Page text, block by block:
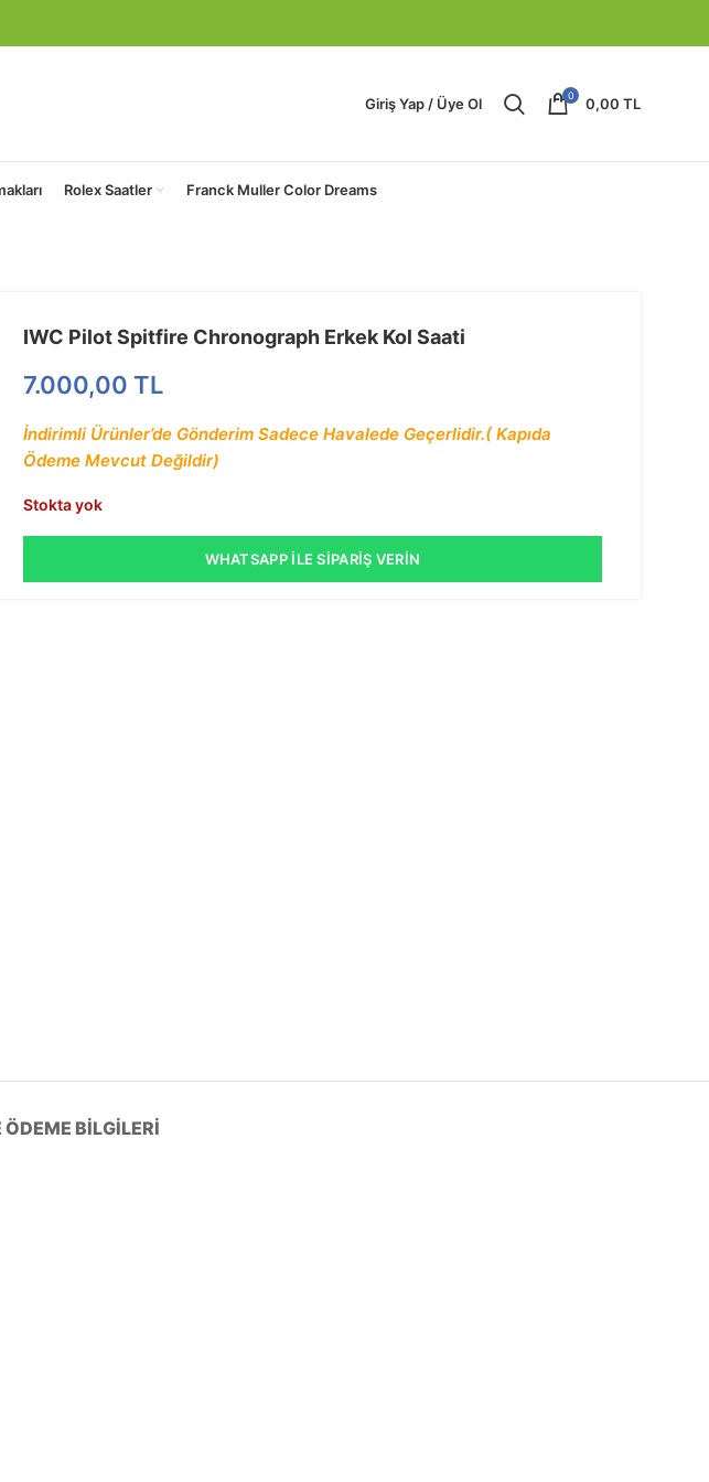
Giriş Yap / Üye Ol 0 0,00 TL
Rolex Saatler Franck Muller Color Dreams
IWC Pilot Spitfire Chronograph Erkek Kol Saati
7.000,00 TL
İndirimli Ürünler’de Gönderim Sadece Havalede Geçerlidir.( Kapıda
Ödeme Mevcut Değildir)
Stokta yok
WHATSAPP İLE SIPARIŞ VERIN
ÖDEME BILGILERI